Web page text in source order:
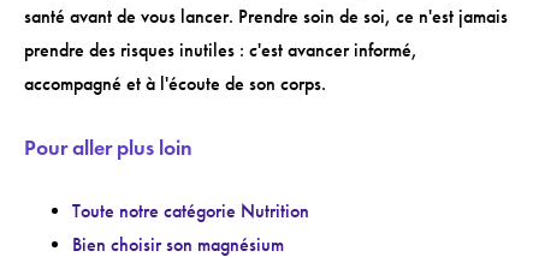
santé avant de vous lancer. Prendre soin de soi, ce n'est jamais
prendre des risques inutiles : c'est avancer informé,
accompagné et à l'écoute de son corps.
Pour aller plus loin
Toute notre catégorie Nutrition
Bien choisir son magnésium